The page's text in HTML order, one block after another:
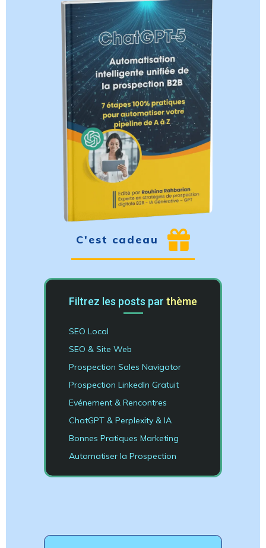
C'est cadeau
Filtrez les posts par thème
SEO Local
SEO & Site Web
Prospection Sales Navigator
Prospection LinkedIn Gratuit
Evénement & Rencontres
ChatGPT & Perplexity & IA
Bonnes Pratiques Marketing
Automatiser la Prospection